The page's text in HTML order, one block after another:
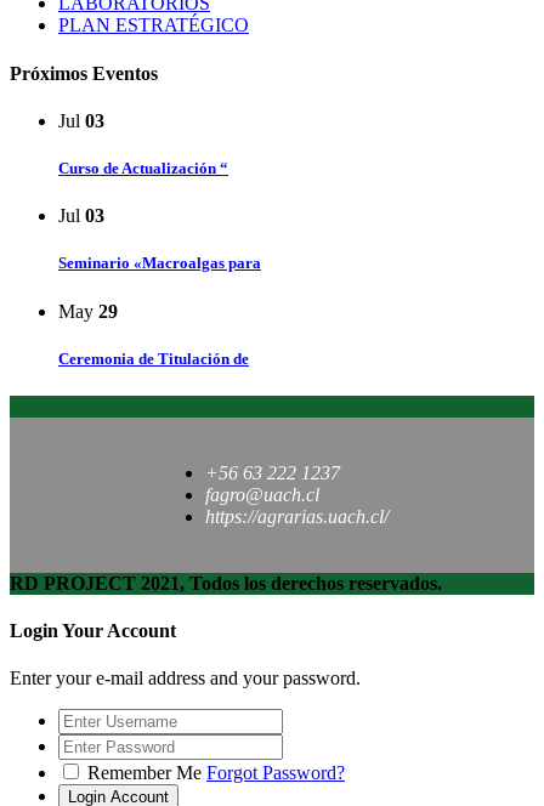
PLAN ESTRATÉGICO
Próximos Eventos
Jul 03
Curso de Actualización “
Jul 03
Seminario «Macroalgas para
May 29
Ceremonia de Titulación de
+56 63 222 1237
fagro@uach.cl
https://agrarias.uach.cl/
RD PROJECT 2021, Todos los derechos reservados.
Login Your Account
Enter your e-mail address and your password.
Remember Me Forgot Password?